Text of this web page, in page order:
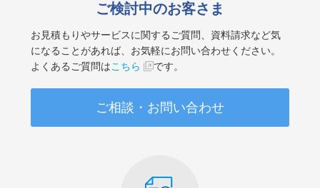
ご検討中のお客さま
お見積もりやサービスに関するご質問、資料請求など気
になることがあれば、お気軽にお問い合わせください。
よくあるご質問はこちら です。
ご相談・お問い合わせ